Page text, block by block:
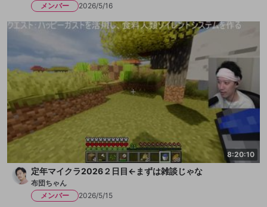
メンバー
2026/5/16
8:20:10
定年マイクラ2026２日目←まずは雑談じゃな
布団ちゃん
メンバー
2026/5/15